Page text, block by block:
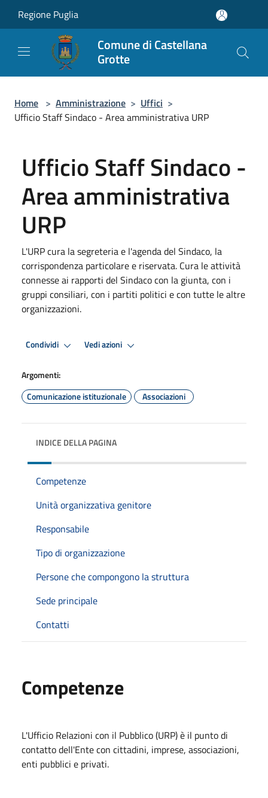
Regione Puglia
Comune di Castellana
Grotte
Home > Amministrazione > Uffici >
Ufficio Staff Sindaco - Area amministrativa URP
Ufficio Staff Sindaco -
Area amministrativa
URP
L'URP cura la segreteria e l'agenda del Sindaco, la
corrispondenza particolare e riservata. Cura le attività
connesse ai rapporti del Sindaco con la giunta, con i
gruppi consiliari, con i partiti politici e con tutte le altre
organizzazioni.
Condividi Vedi azioni
Argomenti:
Comunicazione istituzionale
Associazioni
INDICE DELLA PAGINA
Competenze
Unità organizzativa genitore
Responsabile
Tipo di organizzazione
Persone che compongono la struttura
Sede principale
Contatti
Competenze
L'Ufficio Relazioni con il Pubblico (URP) è il punto di
contatto dell'Ente con cittadini, imprese, associazioni,
enti pubblici e privati.